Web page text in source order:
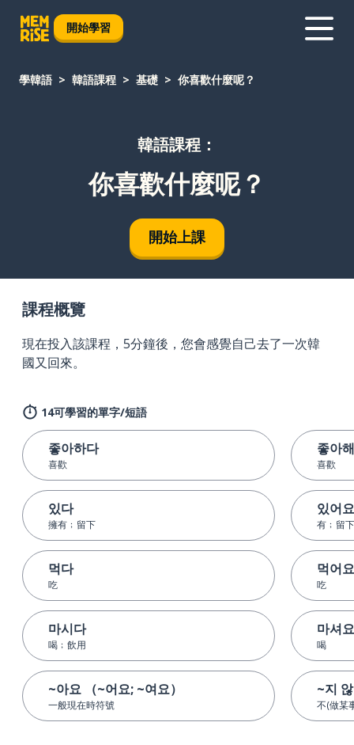
開始學習
學韓語 韓語課程 基礎 你喜歡什麼呢？
韓語課程：
你喜歡什麼呢？
開始上課
課程概覽
現在投入該課程，5分鐘後，您會感覺自己去了一次韓
國又回來。
14可學習的單字/短語
좋아하다
喜歡
있다
擁有﹔留下
먹다
吃
마시다
喝﹔飲用
~아요 （~어요; ~여요）
一般現在時符號
좋아
喜歡
있어요
有﹔留
먹어요
吃
마셔요
喝
~지
不(做某